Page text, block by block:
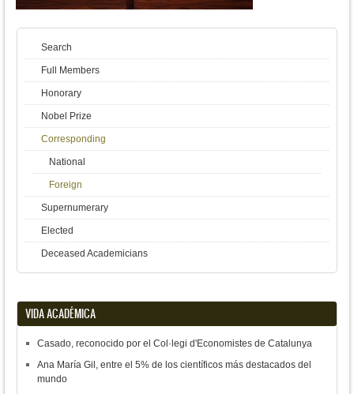
Search
Full Members
Honorary
Nobel Prize
Corresponding
National
Foreign
Supernumerary
Elected
Deceased Academicians
VIDA ACADÉMICA
Casado, reconocido por el Col·legi d'Economistes de Catalunya
Ana María Gil, entre el 5% de los científicos más destacados del
mundo